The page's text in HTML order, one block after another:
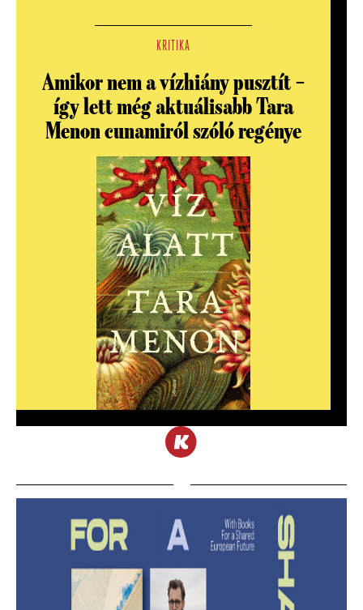
KRITIKA
Amikor nem a vízhiány pusztít –
így lett még aktuálisabb Tara
Menon cunamiról szóló regénye